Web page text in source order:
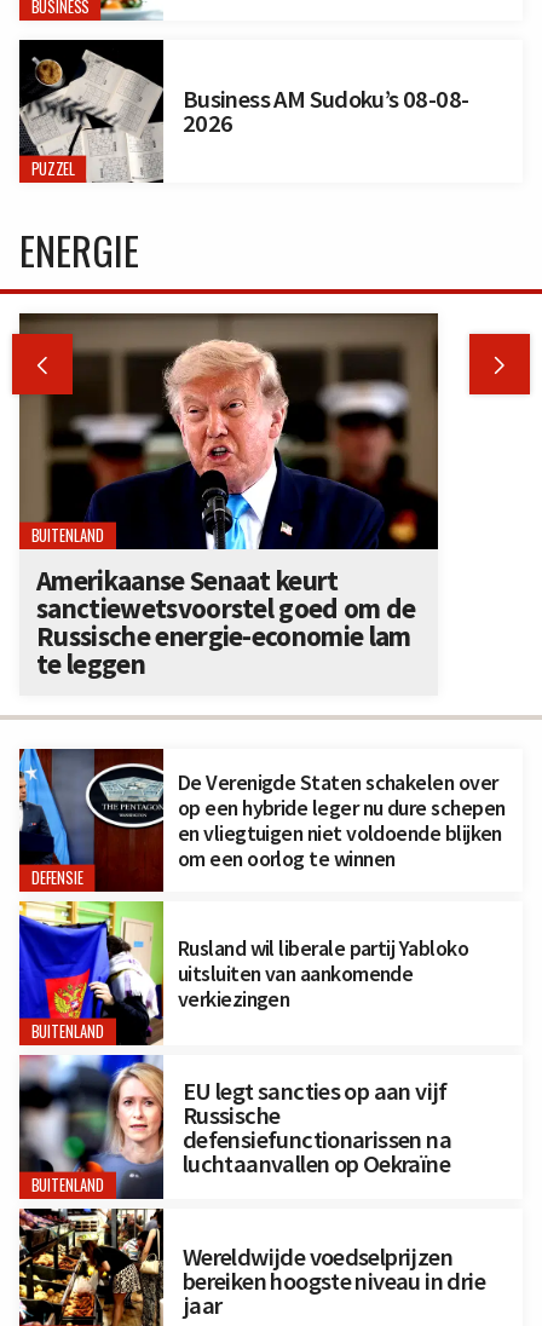
BUSINESS
PUZZEL
Business AM Sudoku’s 08-08-
2026
DEFENSIE
De Verenigde Staten schakelen over
op een hybride leger nu dure schepen
en vliegtuigen niet voldoende blijken
om een oorlog te winnen
BUITENLAND
Rusland wil liberale partij Yabloko
uitsluiten van aankomende
verkiezingen
BUITENLAND
EU legt sancties op aan vijf
Russische
defensiefunctionarissen na
luchtaanvallen op Oekraïne
Wereldwijde voedselprijzen
bereiken hoogste niveau in drie
jaar
ENERGIE
 
BUITENLAND
Amerikaanse Senaat keurt
sanctiewetsvoorstel goed om de
Russische energie-economie lam
te leggen